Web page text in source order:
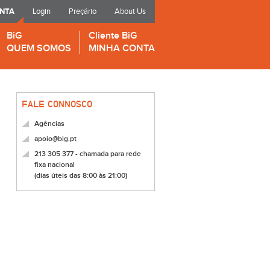
Login Preçário About Us
BiG
QUEM SOMOS
Cliente BiG
MINHA CONTA
FALE CONNOSCO
Agências
apoio@big.pt
213 305 377 - chamada para rede
fixa nacional
(dias úteis das 8:00 às 21:00)